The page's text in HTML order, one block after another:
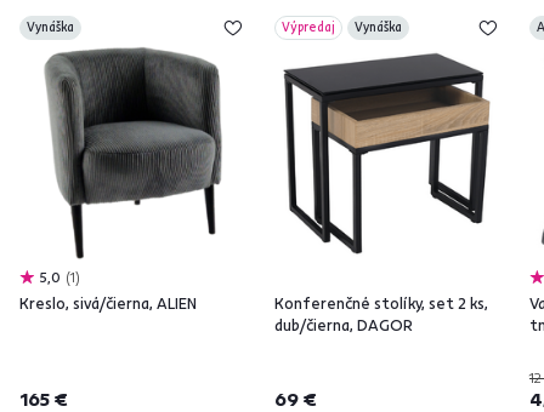
Vynáška
5,0 1
Kreslo, sivá/čierna, ALIEN
165 €
Výpredaj Vynáška
Konferenčné stolíky, set 2 ks,
dub/čierna, DAGOR
69 €